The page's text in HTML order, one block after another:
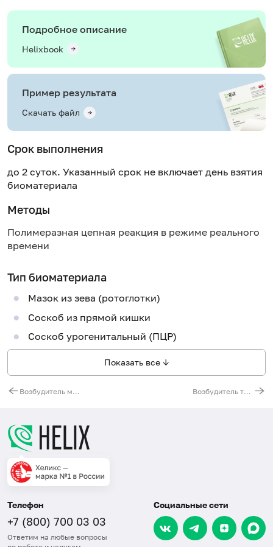
Подробное описание
Helixbook
Пример результата
Скачать файл
Срок выполнения
до 2 суток. Указанный срок не включает день взятия
биоматериала
Методы
Полимеразная цепная реакция в режиме реального
времени
Тип биоматериала
Мазок из зева (ротоглотки)
Соскоб из прямой кишки
Соскоб урогенитальный (ПЦР)
Показать все ↓
Возбудитель микоплазмоза (Mycoplasma hominis), ДНК [реал-тайм ПЦР] Возбудитель трихомоноза (Trichomonas vaginalis), ДНК [реал-тайм ПЦР]
Телефон
+7 (800) 700 03 03
Ответим на любые вопросы
Социальные сети